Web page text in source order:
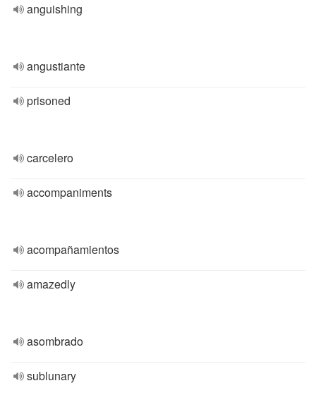
anguishing
angustiante
prisoned
carcelero
accompaniments
acompañamientos
amazedly
asombrado
sublunary